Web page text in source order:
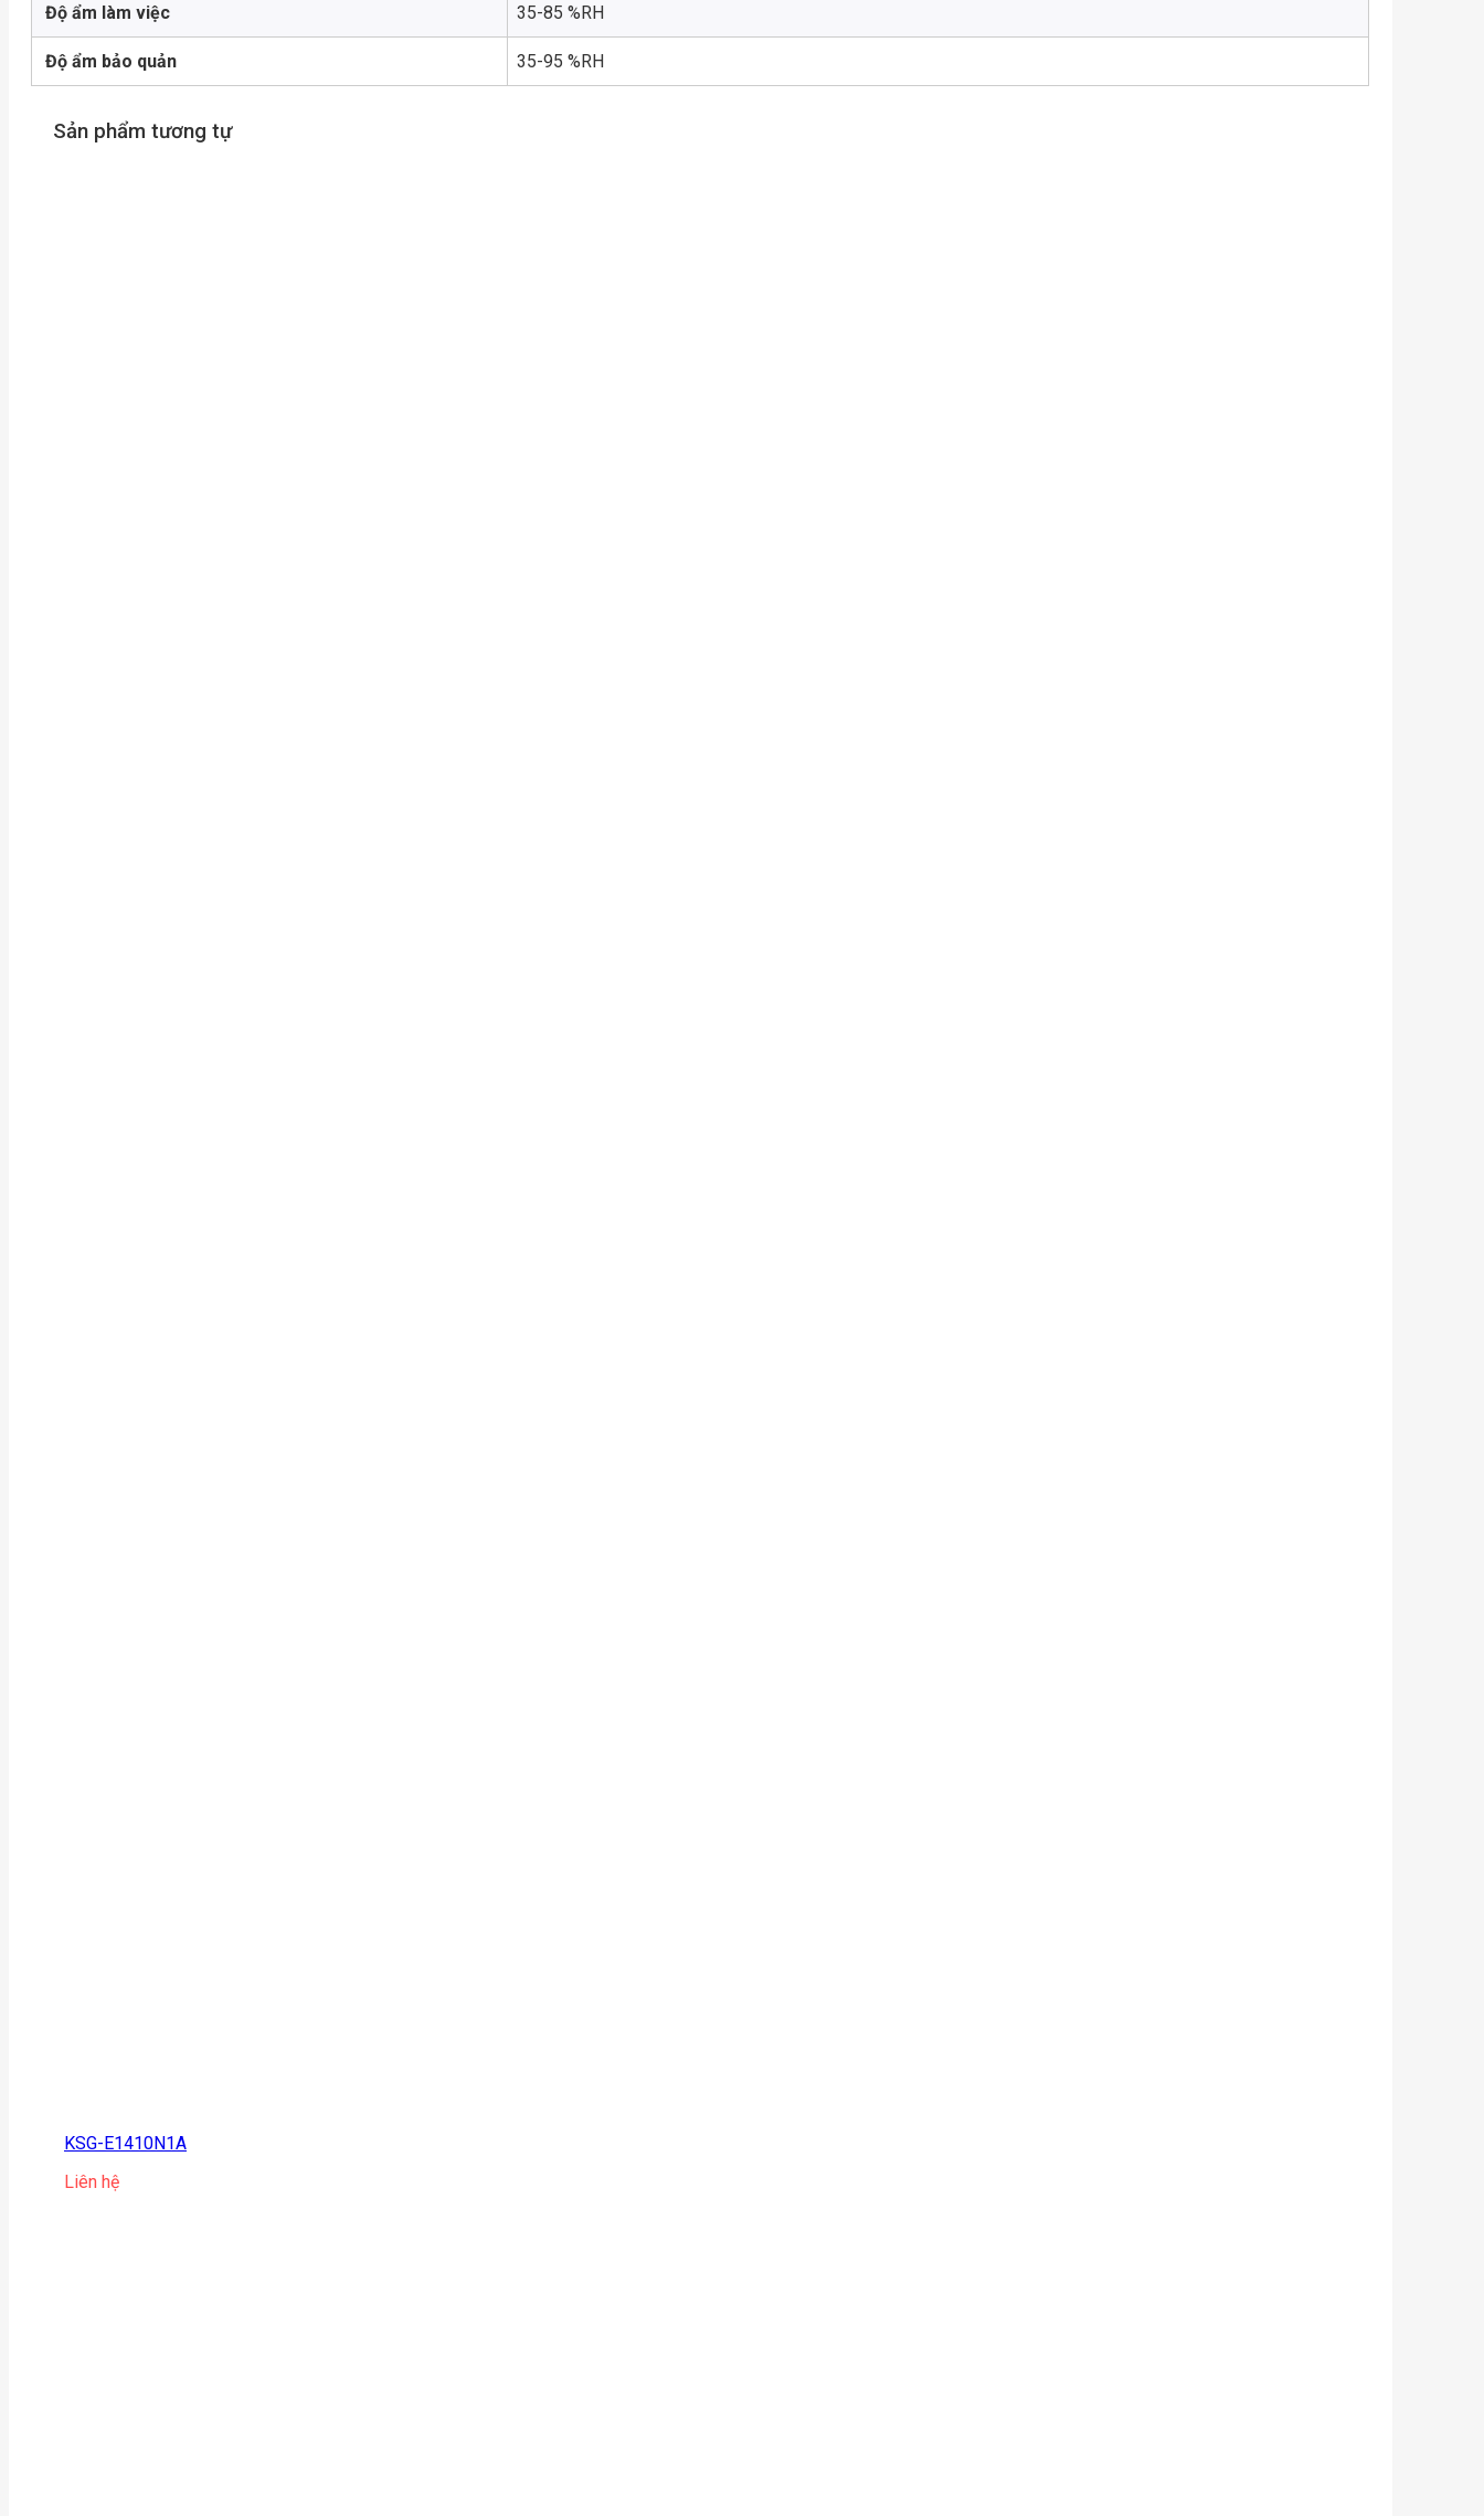
Độ ẩm làm việc 35-85 %RH
Độ ẩm bảo quản 35-95 %RH
Sản phẩm tương tự
KSG-E1410N1A
Liên hệ